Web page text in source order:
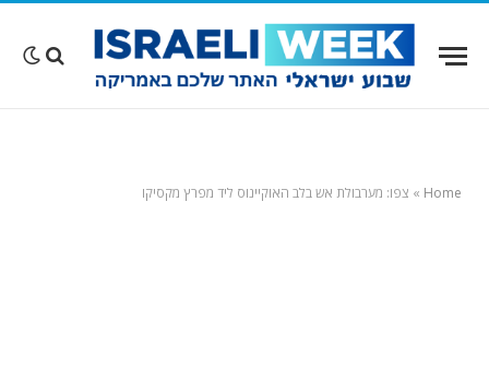
Home
» צפו: מערבולת אש בלב האוקיינוס ליד מפרץ מקסיקו